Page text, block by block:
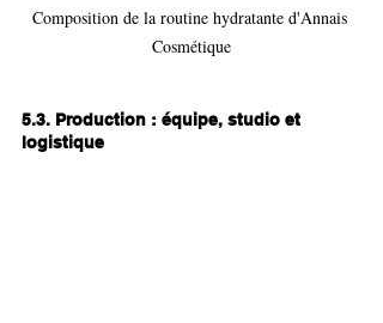
Composition de la routine hydratante d'Annais
Cosmétique
5.3. Production : équipe, studio et
logistique